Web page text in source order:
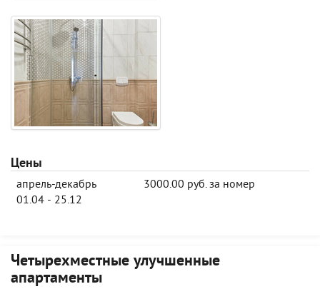
Цены
апрель-декабрь
01.04 - 25.12
3000.00 руб. за номер
Четырехместные улучшенные
апартаменты